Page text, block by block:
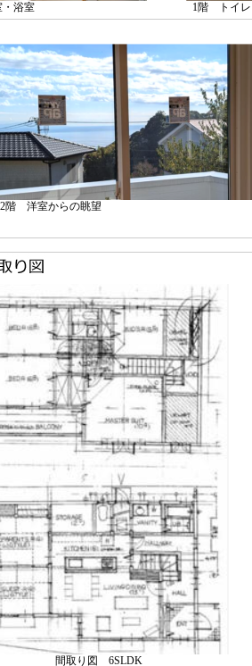
浴室 1階 トイレ
洋室からの眺望
間取り図 6SLDK